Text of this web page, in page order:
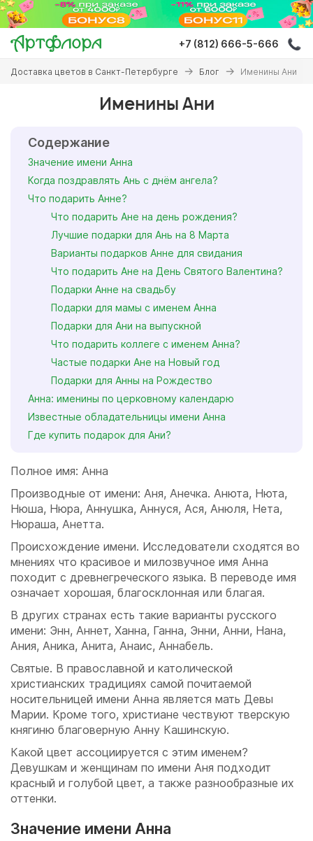
Перейти
основному
содержанию
+7 (812) 666-5-666
Вы
здесь
Доставка цветов в Санкт-Петербурге Блог Именины Ани
Именины Ани
Содержание
Значение имени Анна
Когда поздравлять Ань с днём ангела?
Что подарить Анне?
Что подарить Ане на день рождения?
Лучшие подарки для Ань на 8 Марта
Варианты подарков Анне для свидания
Что подарить Ане на День Святого Валентина?
Подарки Анне на свадьбу
Подарки для мамы с именем Анна
Подарки для Ани на выпускной
Что подарить коллеге с именем Анна?
Частые подарки Ане на Новый год
Подарки для Анны на Рождество
Анна: именины по церковному календарю
Известные обладательницы имени Анна
Где купить подарок для Ани?
Полное имя: Анна
Производные от имени: Аня, Анечка. Анюта, Нюта,
Нюша, Нюра, Аннушка, Аннуся, Ася, Анюля, Нета,
Нюраша, Анетта.
Происхождение имени. Исследователи сходятся во
мнениях что красивое и милозвучное имя Анна
походит с древнегреческого языка. В переводе имя
означает хорошая, благосклонная или благая.
В других странах есть такие варианты русского
имени: Энн, Аннет, Ханна, Ганна, Энни, Анни, Нана,
Ания, Аника, Анита, Анаис, Аннабель.
Святые. В православной и католической
христианских традициях самой почитаемой
носительницей имени Анна является мать Девы
Марии. Кроме того, христиане чествуют тверскую
княгиню благоверную Анну Кашинскую.
Какой цвет ассоциируется с этим именем?
Девушкам и женщинам по имени Аня подходит
красный и голубой цвет, а также разнообразные их
оттенки.
Значение имени Анна